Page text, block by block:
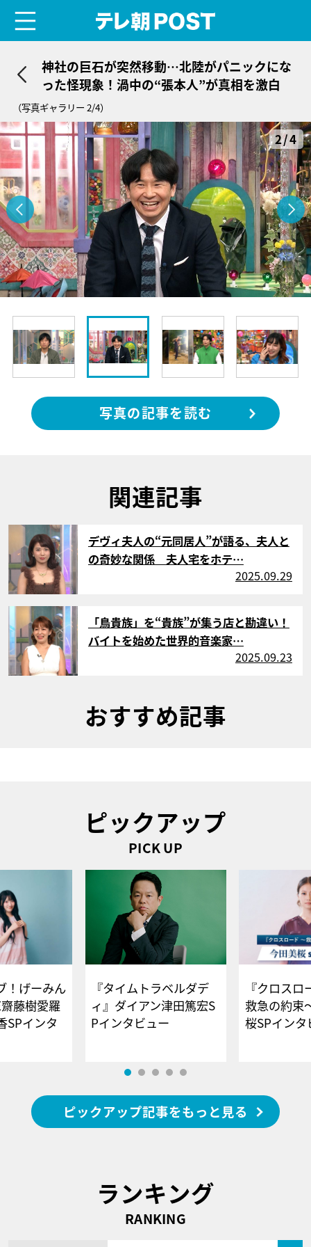
神社の巨石が突然移動…北陸がパニックにな
った怪現象！渦中の“張本人”が真相を激白
（写真ギャラリー 2/4）
2/4
写真の記事を読む
関連記事
サムネイル
デヴィ夫人の“元同居人”が語る、夫人と
の奇妙な関係 夫人宅をホテ…
2025.09.29
サムネイル
「鳥貴族」を“貴族”が集う店と勘違い！
バイトを始めた世界的音楽家…
2025.09.23
おすすめ記事
ピックアップ
PICK UP
！げーみん
藤樹愛羅
SPインタ
『タイムトラベルダデ
ィ』ダイアン津田篤宏S
Pインタビュー
『クロス
救急の約束
桜SPイ
ピックアップ記事をもっと見る
ランキング
RANKING